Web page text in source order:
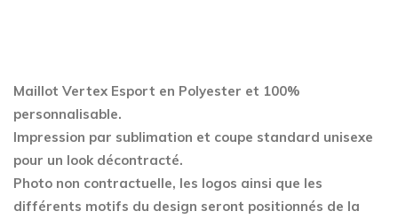
Maillot Vertex Esport en Polyester et 100%
personnalisable.
Impression par sublimation et coupe standard unisexe
pour un look décontracté.
Photo non contractuelle, les logos ainsi que les
différents motifs du design seront positionnés de la